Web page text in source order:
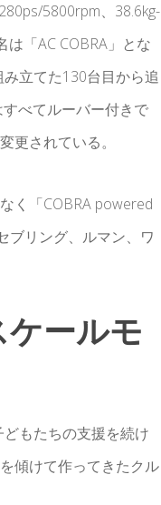
5800rpm、38.6kg-
「AC COBRA」とな
立てた130台目から追
べてルーバー付きで
更されている。
く「COBRA powered
ブリング、ルマン、ワ
ールモ
もたちの支援を続け
傾けて作ってきたクル